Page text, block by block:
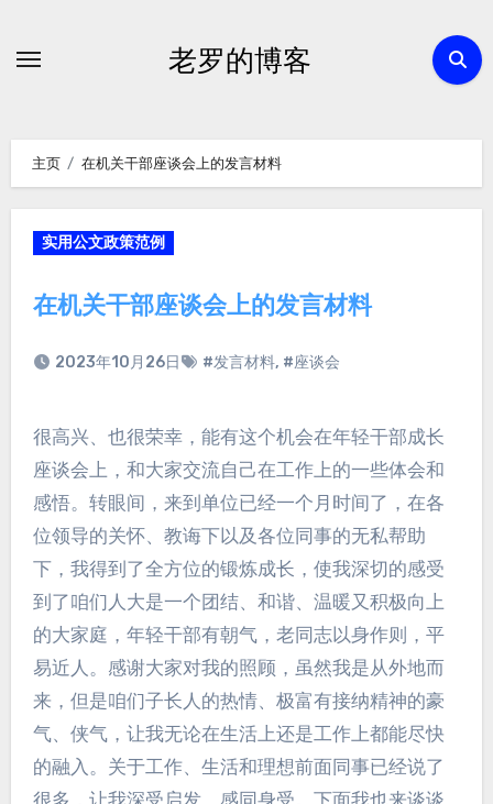
老罗的博客
主页 在机关干部座谈会上的发言材料
实用公文政策范例
在机关干部座谈会上的发言材料
2023年10月26日 #发言材料, #座谈会
很高兴、也很荣幸，能有这个机会在年轻干部成长
座谈会上，和大家交流自己在工作上的一些体会和
感悟。转眼间，来到单位已经一个月时间了，在各
位领导的关怀、教诲下以及各位同事的无私帮助
下，我得到了全方位的锻炼成长，使我深切的感受
到了咱们人大是一个团结、和谐、温暖又积极向上
的大家庭，年轻干部有朝气，老同志以身作则，平
易近人。感谢大家对我的照顾，虽然我是从外地而
来，但是咱们子长人的热情、极富有接纳精神的豪
气、侠气，让我无论在生活上还是工作上都能尽快
的融入。关于工作、生活和理想前面同事已经说了